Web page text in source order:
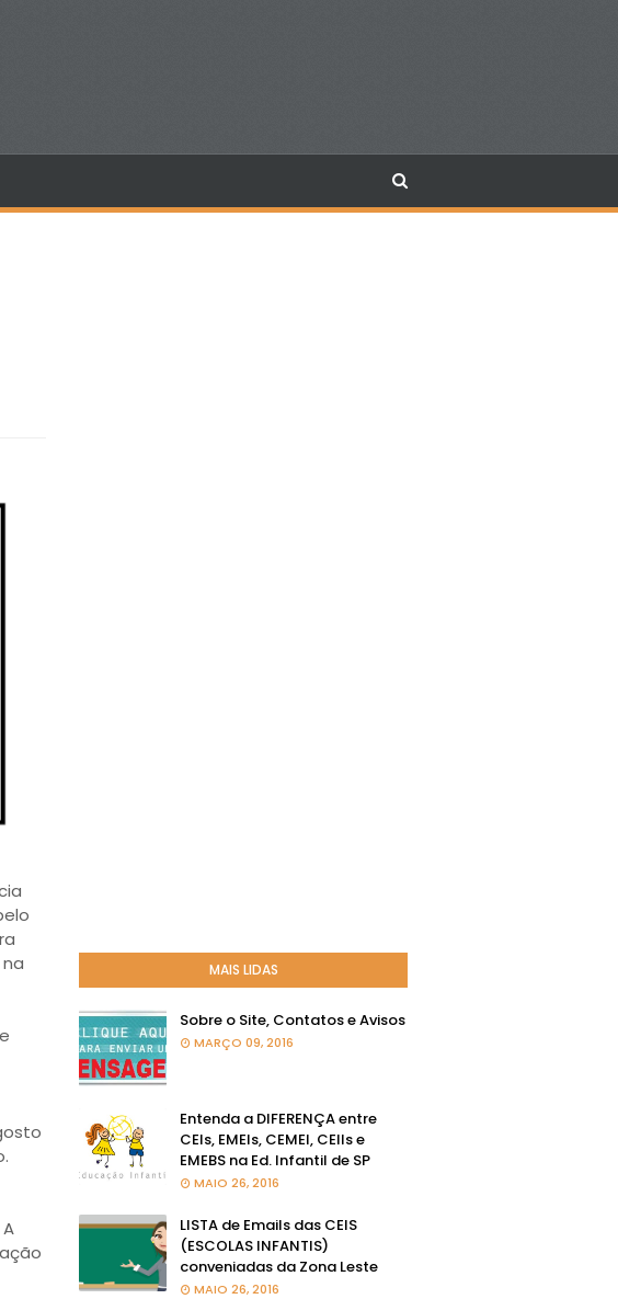
MAIS LIDAS
Sobre o Site, Contatos e Avisos
MARÇO 09, 2016
Entenda a DIFERENÇA entre
CEIs, EMEIs, CEMEI, CEIIs e
EMEBS na Ed. Infantil de SP
MAIO 26, 2016
LISTA de Emails das CEIS
(ESCOLAS INFANTIS)
conveniadas da Zona Leste
MAIO 26, 2016